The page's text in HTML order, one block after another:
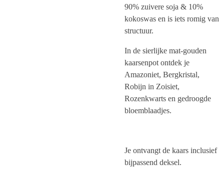
90% zuivere soja & 10%
kokoswas en is iets romig van
structuur.
In de sierlijke mat-gouden
kaarsenpot ontdek je
Amazoniet, Bergkristal,
Robijn in Zoisiet,
Rozenkwarts en gedroogde
bloemblaadjes.
Je ontvangt de kaars inclusief
bijpassend deksel.